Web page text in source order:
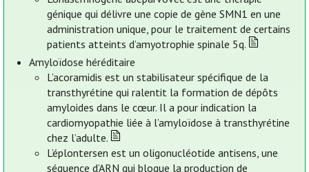
génique qui délivre une copie de gène SMN1 en une
administration unique, pour le traitement de certains
patients atteints d’amyotrophie spinale 5q.
Amyloïdose héréditaire
L’acoramidis est un stabilisateur spécifique de la
transthyrétine qui ralentit la formation de dépôts
amyloides dans le cœur. Il a pour indication la
cardiomyopathie liée à l’amyloïdose à transthyrétine
chez l’adulte.
L’éplontersen est un oligonucléotide antisens, une
séquence d’ARN qui bloque la production de